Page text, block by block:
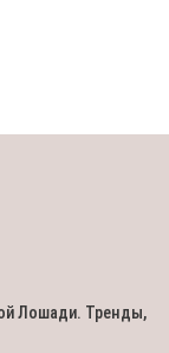
Лошади. Тренды,